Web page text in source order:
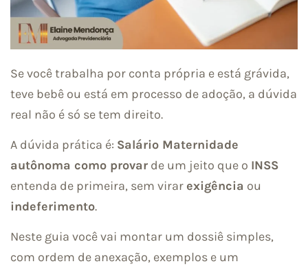
Se você trabalha por conta própria e está grávida,
teve bebê ou está em processo de adoção, a dúvida
real não é só se tem direito.
A dúvida prática é: Salário Maternidade
autônoma como provar de um jeito que o INSS
entenda de primeira, sem virar exigência ou
indeferimento.
Neste guia você vai montar um dossiê simples,
com ordem de anexação, exemplos e um